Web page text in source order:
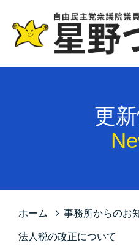
メニュー
トップ
プロフ
星野の
お問い合わ
サイトマッ
プライバシ
更
ホーム 事務所からのお
法人税の改正について